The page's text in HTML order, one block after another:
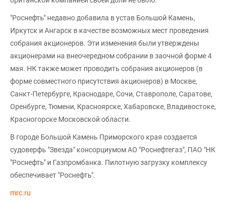
"Роснефть" недавно добавила в устав Большой Камень,
Иркутск и Ангарск в качестве возможных мест проведения
собрания акционеров. Эти изменения были утверждены
акционерами на внеочередном собрании в заочной форме 4
мая. НК также может проводить собрания акционеров (в
форме совместного присутствия акционеров) в Москве,
Санкт-Петербурге, Краснодаре, Сочи, Ставрополе, Саратове,
Оренбурге, Тюмени, Красноярске, Хабаровске, Владивостоке,
Красногорске Московской области.
В городе Большой Камень Приморского края создается
судоверфь "Звезда" консорциумом АО "Роснефтегаз", ПАО "НК
"Роснефть" и Газпромбанка. Пилотную загрузку комплексу
обеспечивает "Роснефть".
mrc.ru